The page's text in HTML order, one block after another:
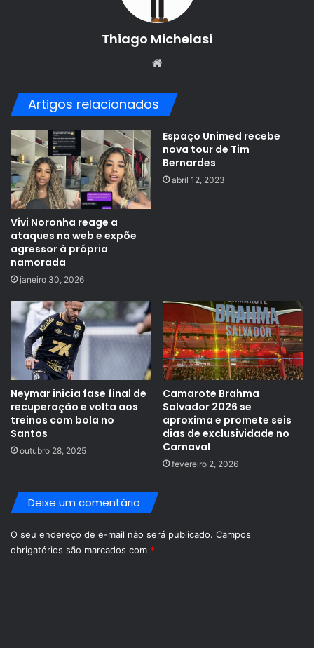
Thiago Michelasi
Artigos relacionados
Vivi Noronha reage a
ataques na web e expõe
agressor à própria
namorada
janeiro 30, 2026
Espaço Unimed recebe
nova tour de Tim
Bernardes
abril 12, 2023
Neymar inicia fase final de
recuperação e volta aos
treinos com bola no
Santos
outubro 28, 2025
Camarote Brahma
Salvador 2026 se
aproxima e promete seis
dias de exclusividade no
Carnaval
fevereiro 2, 2026
Deixe um comentário
O seu endereço de e-mail não será publicado. Campos
obrigatórios são marcados com *